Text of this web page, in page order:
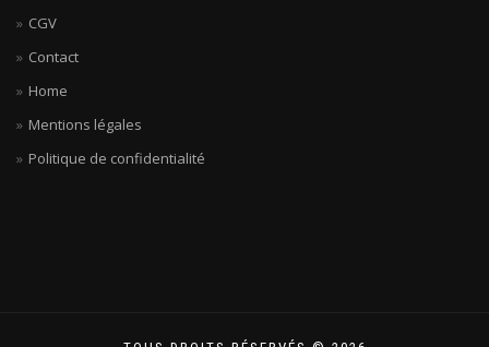
CGV
Contact
Home
Mentions légales
Politique de confidentialité